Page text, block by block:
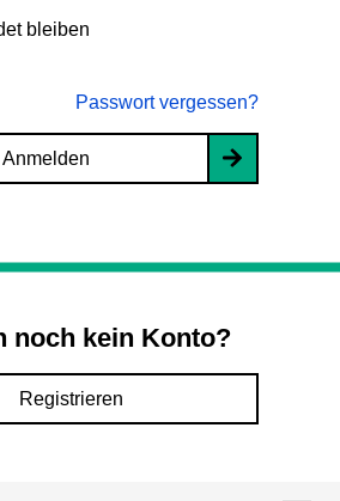
bleiben
Passwort vergessen?
Anmelden
noch kein Konto?
Registrieren